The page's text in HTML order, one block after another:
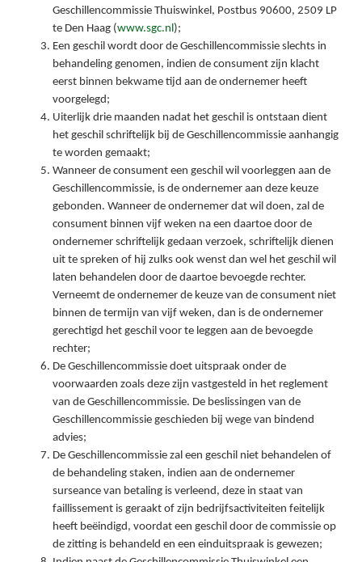
Geschillencommissie Thuiswinkel, Postbus 90600, 2509 LP
te Den Haag (www.sgc.nl);
Een geschil wordt door de Geschillencommissie slechts in
behandeling genomen, indien de consument zijn klacht
eerst binnen bekwame tijd aan de ondernemer heeft
voorgelegd;
Uiterlijk drie maanden nadat het geschil is ontstaan dient
het geschil schriftelijk bij de Geschillencommissie aanhangig
te worden gemaakt;
Wanneer de consument een geschil wil voorleggen aan de
Geschillencommissie, is de ondernemer aan deze keuze
gebonden. Wanneer de ondernemer dat wil doen, zal de
consument binnen vijf weken na een daartoe door de
ondernemer schriftelijk gedaan verzoek, schriftelijk dienen
uit te spreken of hij zulks ook wenst dan wel het geschil wil
laten behandelen door de daartoe bevoegde rechter.
Verneemt de ondernemer de keuze van de consument niet
binnen de termijn van vijf weken, dan is de ondernemer
gerechtigd het geschil voor te leggen aan de bevoegde
rechter;
De Geschillencommissie doet uitspraak onder de
voorwaarden zoals deze zijn vastgesteld in het reglement
van de Geschillencommissie. De beslissingen van de
Geschillencommissie geschieden bij wege van bindend
advies;
De Geschillencommissie zal een geschil niet behandelen of
de behandeling staken, indien aan de ondernemer
surseance van betaling is verleend, deze in staat van
faillissement is geraakt of zijn bedrijfsactiviteiten feitelijk
heeft beëindigd, voordat een geschil door de commissie op
de zitting is behandeld en een einduitspraak is gewezen;